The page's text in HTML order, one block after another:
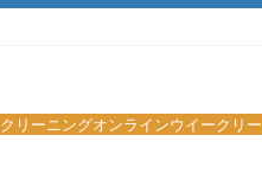
クリーニングオンラインウイークリー